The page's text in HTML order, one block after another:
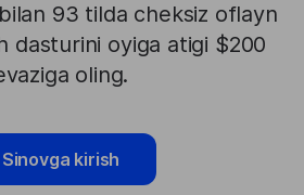
93 tilda cheksiz oflayn
dasturini oyiga atigi $200
oling.
Sinovga kirish